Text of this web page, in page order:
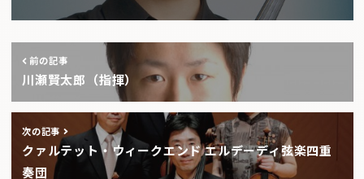
前の記事
川瀬賢太郎（指揮）
次の記事
クァルテット・ウィークエンド エルデーディ弦楽四重
奏団